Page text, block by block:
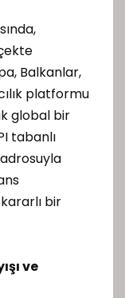
Balkanlar,
platformu
global bir
tabanlı
bir
ve